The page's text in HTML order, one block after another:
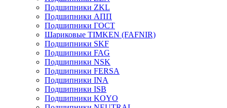
Подшипники ZKL
Подшипники АПП
Подшипники ГОСТ
Шариковые ТІMKEN (FAFNIR)
Подшипники SKF
Подшипники FAG
Подшипники NSK
Подшипники FERSA
Подшипники INA
Подшипники ISB
Подшипники KOYO